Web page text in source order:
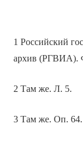
1 Российский
архив (РГВИА).
2 Там же. Л. 5.
3 Там же. Оп.